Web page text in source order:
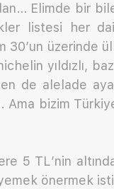
Elimde bir
listesi her
30’un üzerinde
yıldızlı,
de alelade
Ama bizim
5 TL’nin
önermek